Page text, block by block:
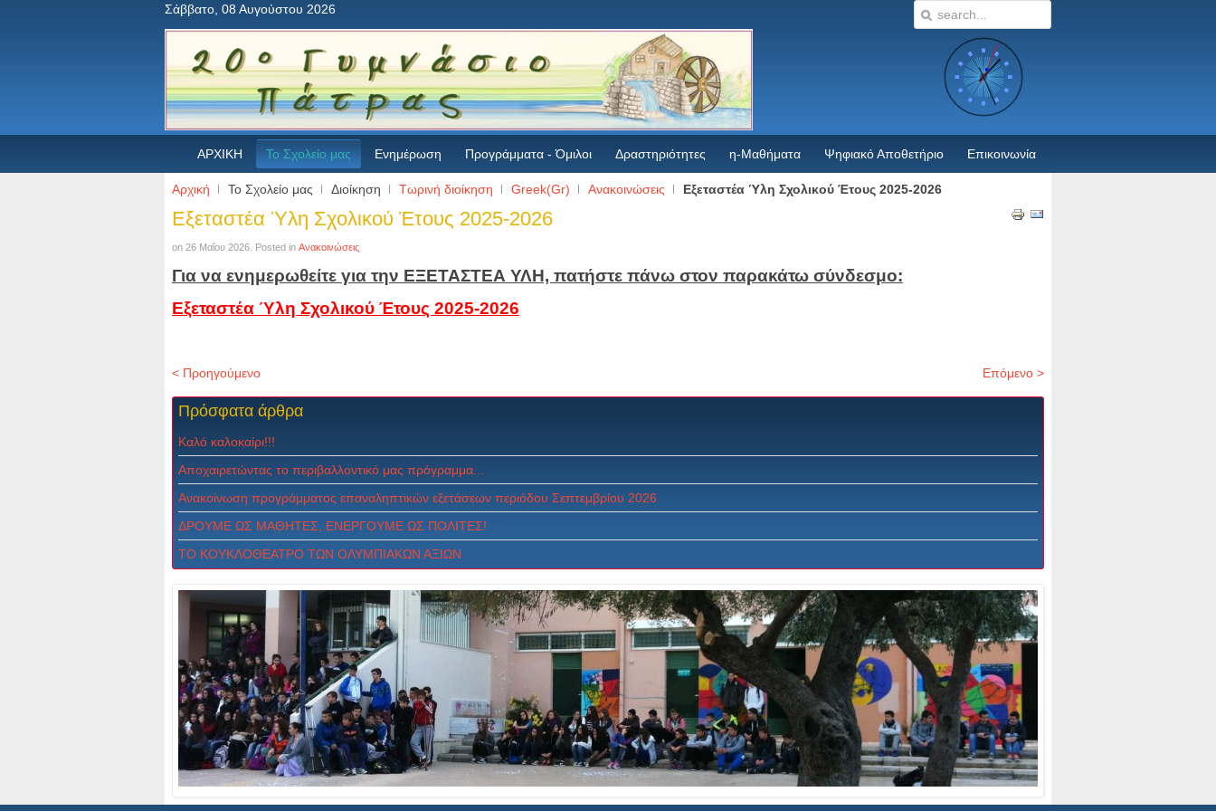
Σάββατο, 08 Αυγούστου 2026
ΑΡΧΙΚΗ Το Σχολείο μας Ενημέρωση Προγράμματα - Όμιλοι Δραστηριότητες η-Μαθήματα Ψηφιακό Αποθετήριο Επικοινωνία
Αρχική Το Σχολείο μας Διοίκηση Τωρινή διοίκηση Greek(Gr) Ανακοινώσεις Εξεταστέα Ύλη Σχολικού Έτους 2025-2026
Εξεταστέα Ύλη Σχολικού Έτους 2025-2026
on 26 Μαΐου 2026 . Posted in Ανακοινώσεις
Για να ενημερωθείτε για την ΕΞΕΤΑΣΤΕΑ ΥΛΗ, πατήστε πάνω στον παρακάτω σύνδεσμο:
Εξεταστέα Ύλη Σχολικού Έτους 2025-2026
< Προηγούμενο Επόμενο >
Πρόσφατα άρθρα
Καλό καλοκαίρι!!!
Αποχαιρετώντας το περιβαλλοντικό μας πρόγραμμα...
Ανακοίνωση προγράμματος επαναληπτικών εξετάσεων περιόδου Σεπτεμβρίου 2026
ΔPOYME ΩΣ MAΘHTEΣ, ENEPΓOYME ΩΣ ΠOΛITEΣ!
ΤΟ ΚΟΥΚΛΟΘΕΑΤΡΟ ΤΩΝ ΟΛΥΜΠΙΑΚΩΝ ΑΞΙΩΝ